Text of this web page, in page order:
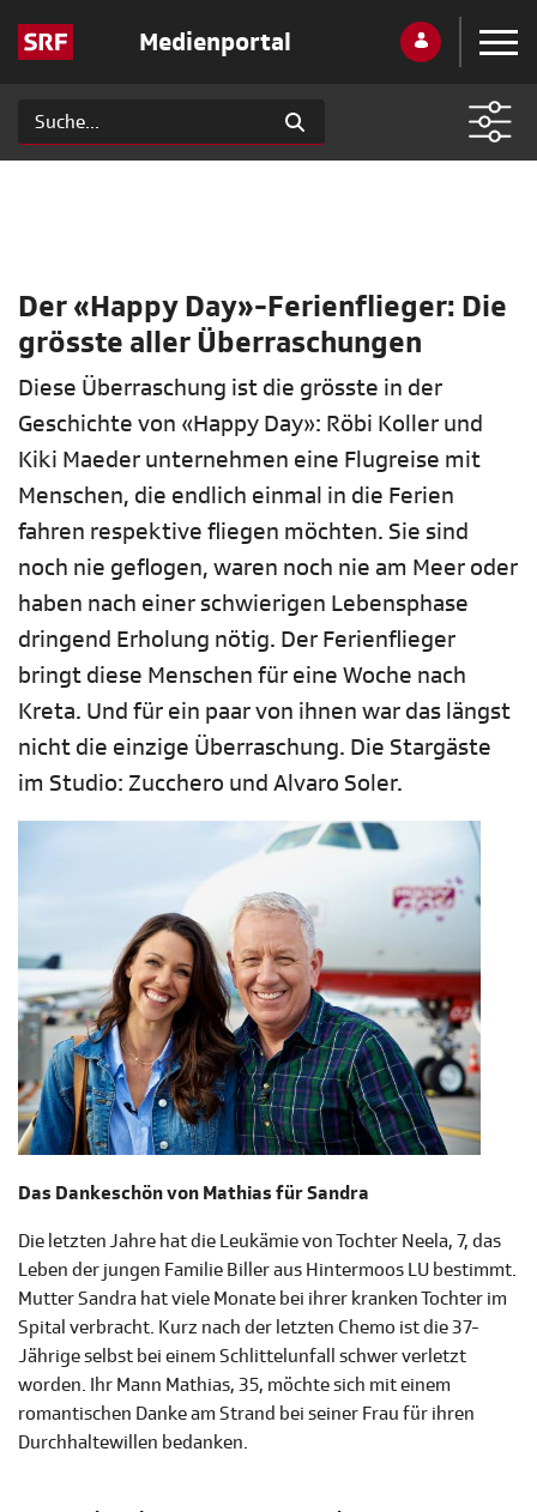
Medienportal
Der «Happy Day»-Ferienflieger: Die
grösste aller Überraschungen
Diese Überraschung ist die grösste in der
Geschichte von «Happy Day»: Röbi Koller und
Kiki Maeder unternehmen eine Flugreise mit
Menschen, die endlich einmal in die Ferien
fahren respektive fliegen möchten. Sie sind
noch nie geflogen, waren noch nie am Meer oder
haben nach einer schwierigen Lebensphase
dringend Erholung nötig. Der Ferienflieger
bringt diese Menschen für eine Woche nach
Kreta. Und für ein paar von ihnen war das längst
nicht die einzige Überraschung. Die Stargäste
im Studio: Zucchero und Alvaro Soler.
Das Dankeschön von Mathias für Sandra
Die letzten Jahre hat die Leukämie von Tochter Neela, 7, das
Leben der jungen Familie Biller aus Hintermoos LU bestimmt.
Mutter Sandra hat viele Monate bei ihrer kranken Tochter im
Spital verbracht. Kurz nach der letzten Chemo ist die 37-
Jährige selbst bei einem Schlittelunfall schwer verletzt
worden. Ihr Mann Mathias, 35, möchte sich mit einem
romantischen Danke am Strand bei seiner Frau für ihren
Durchhaltewillen bedanken.